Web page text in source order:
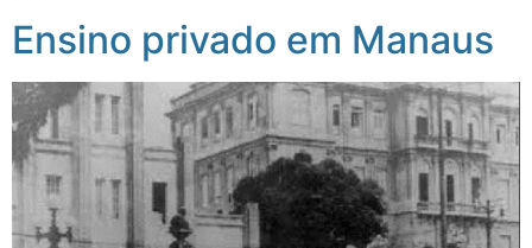
Ensino privado em Manaus